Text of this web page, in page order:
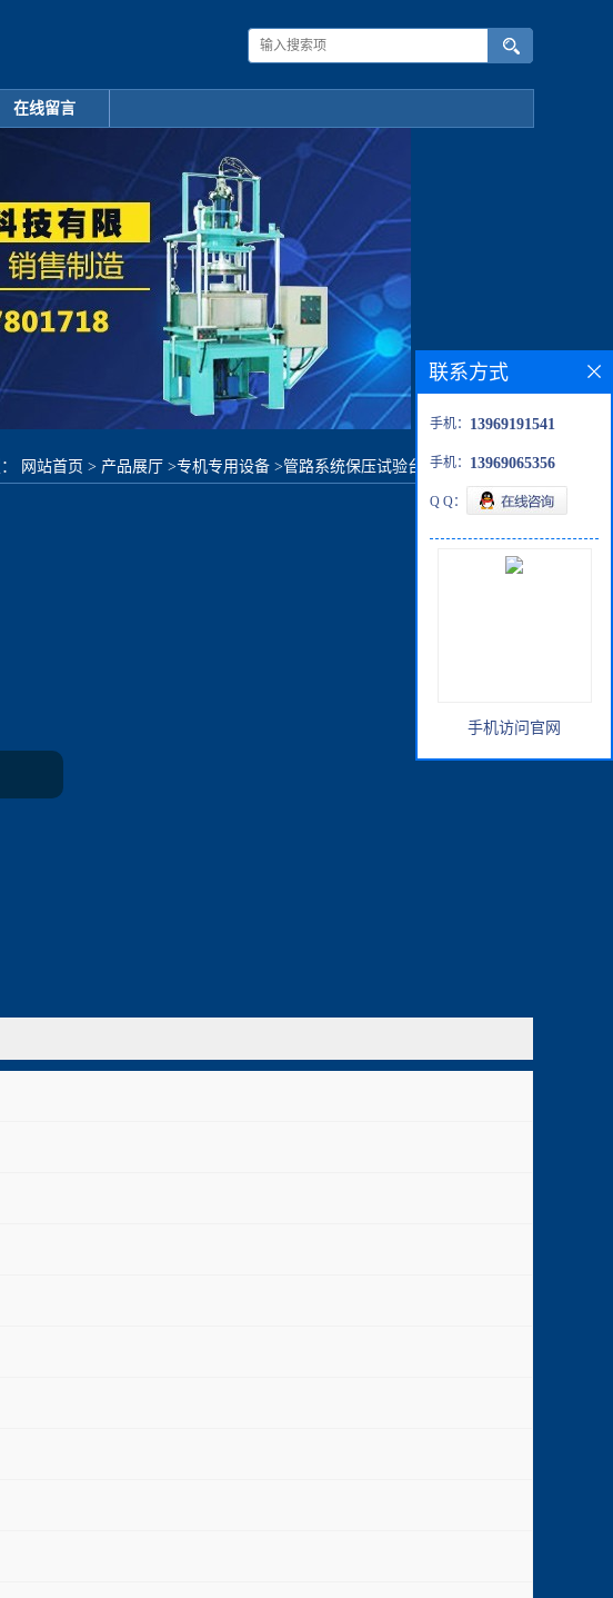
在线留言
网站首页 > 产品展厅 >专机专用设备 >管路系统保压试验台-自动采集数据
联系方式
手机： 13969191541
手机： 13969065356
Q Q：
手机访问官网